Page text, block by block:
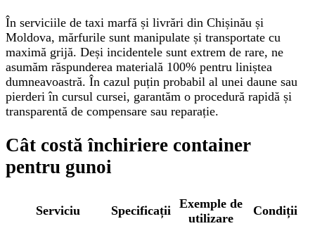
În serviciile de taxi marfă și livrări din Chișinău și
Moldova, mărfurile sunt manipulate și transportate cu
maximă grijă. Deși incidentele sunt extrem de rare, ne
asumăm răspunderea materială 100% pentru liniștea
dumneavoastră. În cazul puțin probabil al unei daune sau
pierderi în cursul cursei, garantăm o procedură rapidă și
transparentă de compensare sau reparație.
Cât costă închiriere container
pentru gunoi
Serviciu Specificații
Exemple de
utilizare
Condiții